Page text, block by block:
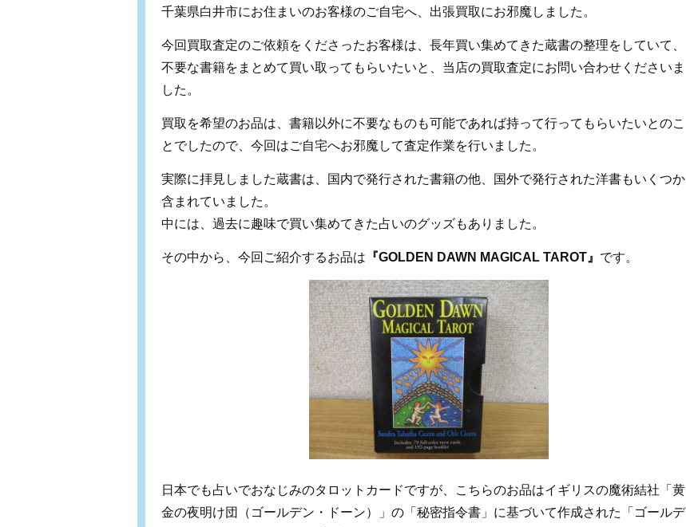
千葉県白井市にお住まいのお客様のご自宅へ、出張買取にお邪魔しました。
今回買取査定のご依頼をくださったお客様は、長年買い集めてきた蔵書の整理をしていて、
不要な書籍をまとめて買い取ってもらいたいと、当店の買取査定にお問い合わせくださいま
した。
買取を希望のお品は、書籍以外に不要なものも可能であれば持って行ってもらいたいとのこ
とでしたので、今回はご自宅へお邪魔して査定作業を行いました。
実際に拝見しました蔵書は、国内で発行された書籍の他、国外で発行された洋書もいくつか
含まれていました。
中には、過去に趣味で買い集めてきた占いのグッズもありました。
その中から、今回ご紹介するお品は 『GOLDEN DAWN MAGICAL TAROT』 です。
日本でも占いでおなじみのタロットカードですが、こちらのお品はイギリスの魔術結社「黄
金の夜明け団（ゴールデン・ドーン）」の「秘密指令書」に基づいて作成された「ゴールデ